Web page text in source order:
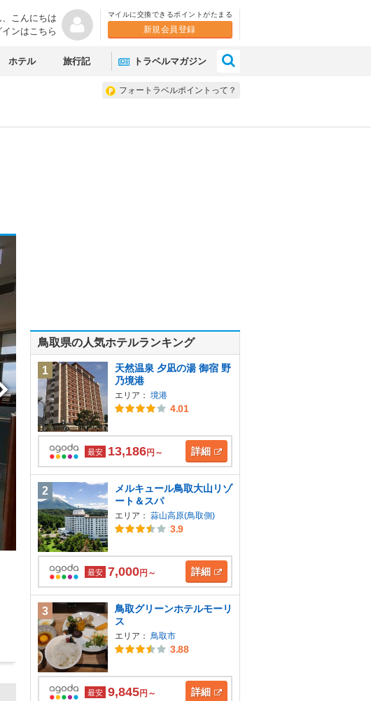
こんにちは
インはこちら
マイルに交換できるポイントがたまる
新規会員登録
ホテル 旅行記 トラベルマガジン
フォートラベルポイントって？
鳥取県の人気ホテルランキング
1
天然温泉 夕凪の湯 御宿 野
乃境港
エリア： 境港
4.01
最安 13,186円～ 詳細
2
メルキュール鳥取大山リゾ
ート＆スパ
エリア： 蒜山高原(鳥取側)
3.9
最安 7,000円～ 詳細
3
鳥取グリーンホテルモーリ
ス
エリア： 鳥取市
3.88
最安 9,845円～ 詳細